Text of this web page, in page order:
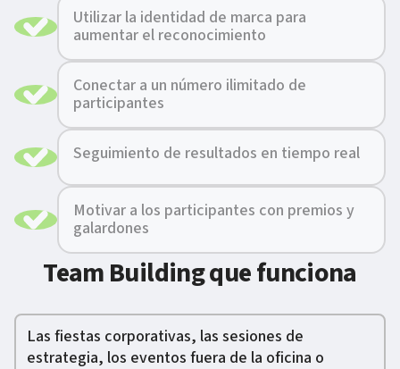
Utilizar la identidad de marca para
aumentar el reconocimiento
Conectar a un número ilimitado de
participantes
Seguimiento de resultados en tiempo real
Motivar a los participantes con premios y
galardones
Team Building que funciona
Las fiestas corporativas, las sesiones de
estrategia, los eventos fuera de la oficina o